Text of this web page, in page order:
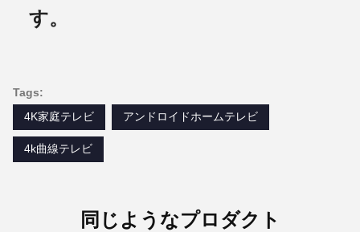
す。
Tags:
4K家庭テレビ
アンドロイドホームテレビ
4k曲線テレビ
同じようなプロダクト